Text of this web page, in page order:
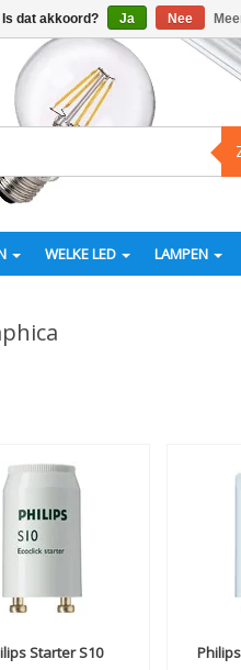
WELKE LED LAMPEN
Starter S10 Philips
dat akkoord? Ja Nee